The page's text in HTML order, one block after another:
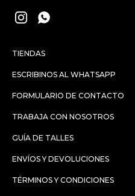
TIENDAS
ESCRIBINOS AL WHATSAPP
FORMULARIO DE CONTACTO
TRABAJA CON NOSOTROS
GUÍA DE TALLES
ENVÍOS Y DEVOLUCIONES
TÉRMINOS Y CONDICIONES
 